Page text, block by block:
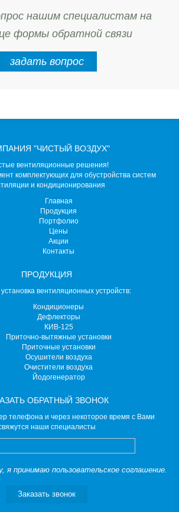
нашим специалистам на
формы обратной связи
задать вопрос
"ЧИСТЫЙ ВОЗДУХ"
вентиляционные решения!
комплектующих для обустройства систем
и кондиционирования
Главная
Продукция
Портфолио
Цены
Акции
Контакты
ПРОДУКЦИЯ
вентиляционных устройств:
Кондиционеры
Дефлекторы
КИВ-125
Приточно-вытяжные установки
Приточные установки
Осушители воздуха
Очистители воздуха
Йодогенератор
ОБРАТНЫЙ ЗВОНОК
телефона и через некоторое время с Вами
наши специалисты
я принимаю пользовательское соглашение
Заказать звонок